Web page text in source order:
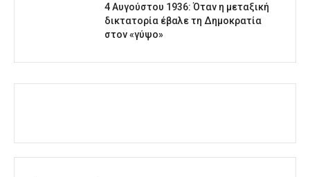
4 Αυγούστου 1936: Όταν η μεταξική
δικτατορία έβαλε τη Δημοκρατία
στον «γύψο»